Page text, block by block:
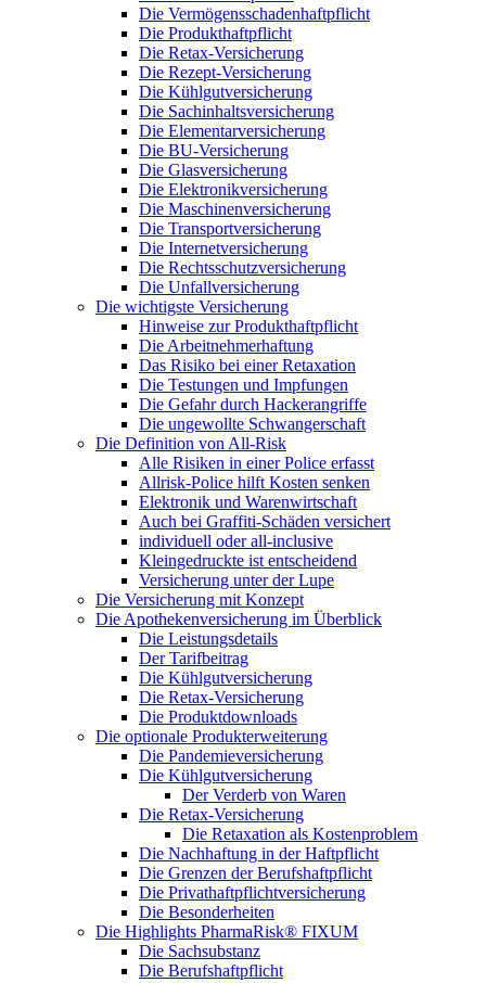
Die Vermögensschadenhaftpflicht
Die Produkthaftpflicht
Die Retax-Versicherung
Die Rezept-Versicherung
Die Kühlgutversicherung
Die Sachinhaltsversicherung
Die Elementarversicherung
Die BU-Versicherung
Die Glasversicherung
Die Elektronikversicherung
Die Maschinenversicherung
Die Transportversicherung
Die Internetversicherung
Die Rechtsschutzversicherung
Die Unfallversicherung
Die wichtigste Versicherung
Hinweise zur Produkthaftpflicht
Die Arbeitnehmerhaftung
Das Risiko bei einer Retaxation
Die Testungen und Impfungen
Die Gefahr durch Hackerangriffe
Die ungewollte Schwangerschaft
Die Definition von All-Risk
Alle Risiken in einer Police erfasst
Allrisk-Police hilft Kosten senken
Elektronik und Warenwirtschaft
Auch bei Graffiti-Schäden versichert
individuell oder all-inclusive
Kleingedruckte ist entscheidend
Versicherung unter der Lupe
Die Versicherung mit Konzept
Die Apothekenversicherung im Überblick
Die Leistungsdetails
Der Tarifbeitrag
Die Kühlgutversicherung
Die Retax-Versicherung
Die Produktdownloads
Die optionale Produkterweiterung
Die Pandemieversicherung
Die Kühlgutversicherung
Der Verderb von Waren
Die Retax-Versicherung
Die Retaxation als Kostenproblem
Die Nachhaftung in der Haftpflicht
Die Grenzen der Berufshaftpflicht
Die Privathaftpflichtversicherung
Die Besonderheiten
Die Highlights PharmaRisk® FIXUM
Die Sachsubstanz
Die Berufshaftpflicht